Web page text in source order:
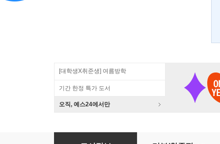
[대학생X취준생] 여름방학
기간 한정 특가 도서
오직, 예스24에서만
기억의 양피지 2